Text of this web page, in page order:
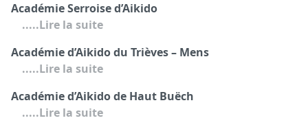
Académie Serroise d’Aikido
.....Lire la suite
Académie d’Aikido du Trièves – Mens
.....Lire la suite
Académie d’Aikido de Haut Buëch
.....Lire la suite